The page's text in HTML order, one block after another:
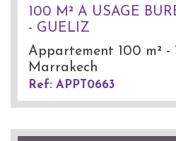
100 M² A USAGE
- GUELIZ
Appartement 100 m² -
Marrakech
Ref: APPT0663